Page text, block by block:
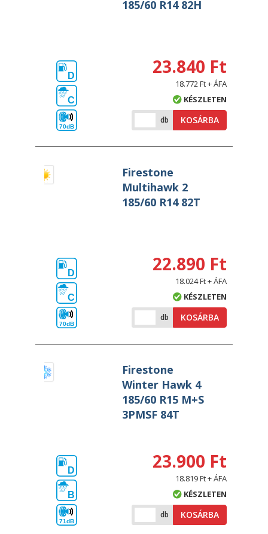
185/60 R14 82H
D
C
70dB
23.840 Ft
18.772 Ft + ÁFA
KÉSZLETEN
db KOSÁRBA
Firestone
Multihawk 2
185/60 R14 82T
D
C
70dB
22.890 Ft
18.024 Ft + ÁFA
KÉSZLETEN
db KOSÁRBA
Firestone
Winter Hawk 4
185/60 R15 M+S
3PMSF 84T
D
B
71dB
23.900 Ft
18.819 Ft + ÁFA
KÉSZLETEN
db KOSÁRBA